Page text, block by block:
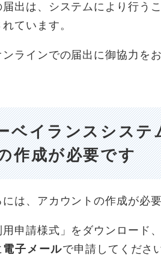
出は、システムにより行う
ています。
ラインでの届出に御協力を
ベイランスシステ
作成が必要です
は、アカウントの作成が必要
申請様式」をダウンロード
電子メールで申請してくださ